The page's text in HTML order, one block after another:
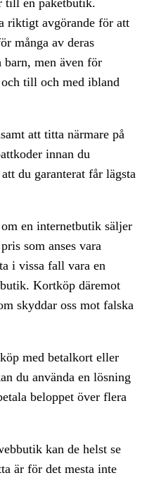
till en paketbutik.
riktigt avgörande för att
många av deras
barn, men även för
till och med ibland
att titta närmare på
innan du
du garanterat får lägsta
en internetbutik säljer
som anses vara
i vissa fall vara en
Kortköp däremot
skyddar oss mot falska
med betalkort eller
du använda en lösning
beloppet över flera
kan de helst se
är för det mesta inte